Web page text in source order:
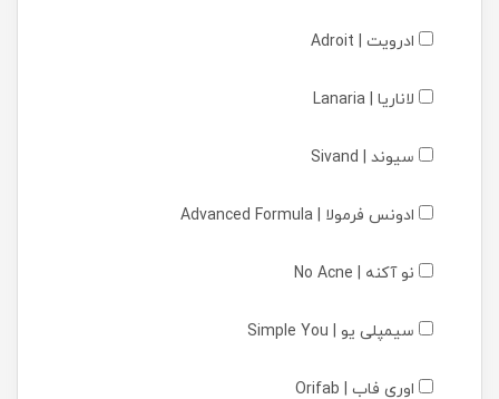
ادرویت | Adroit
لاناریا | Lanaria
سیوند | Sivand
ادونس فرمولا | Advanced Formula
نو آکنه | No Acne
سیمپلی یو | Simple You
اوری فاب | Orifab